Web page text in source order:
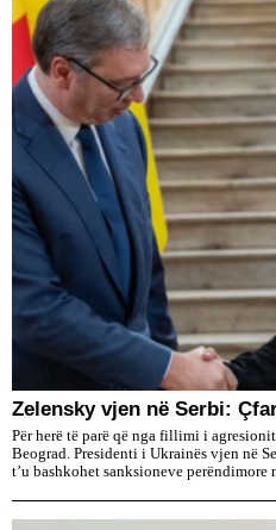
Zelensky vjen në Serbi:
Për herë të parë që nga fillimi i
Beograd. Presidenti i Ukrainës vjen në
t’u bashkohet sanksioneve perëndimore